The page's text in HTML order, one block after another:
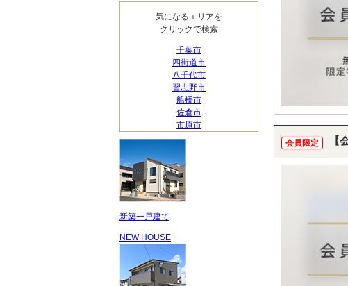
会員限定 【
気になるエリアを
クリックで検索
千葉市
四街道市
八千代市
習志野市
船橋市
佐倉市
市原市
新築一戸建て
NEW HOUSE